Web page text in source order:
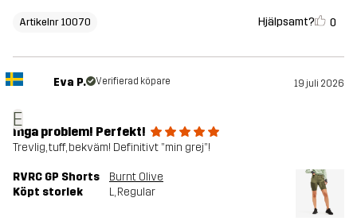
Artikelnr 10070 Hjälpsamt? 0
E
Eva P. Verifierad köpare 19 juli 2026
Inga problem! Perfekt!
Trevlig, tuff, bekväm! Definitivt ”min grej”!
RVRC GP Shorts
Burnt Olive
Köpt storlek
L, Regular